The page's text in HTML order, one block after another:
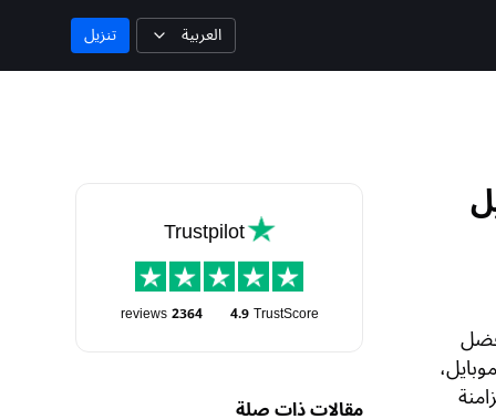
العربية تنزيل
Trustpilot
TrustScore
4.9
2364
reviews
مقالات ذات صلة